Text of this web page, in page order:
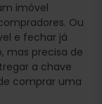
imóvel
Ou
e fechar já
mas precisa de
a chave
comprar uma